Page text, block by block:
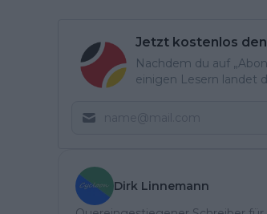
Jetzt kostenlos
Nachdem du auf
einigen Lesern landet
Dirk Linnemann